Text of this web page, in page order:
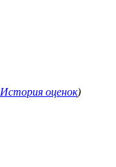
История оценок)